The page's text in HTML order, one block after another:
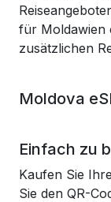
für Moldawien
zusätzlichen
Moldova
Einfach zu
Kaufen Sie
Sie den QR-